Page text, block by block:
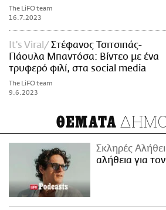
The LiFO team
16.7.2023
It's Viral
Στέφανος Τσιτσιπάς-
Πάουλα Μπαντόσα: Βίντεο με ένα
τρυφερό φιλί, στα social media
The LiFO team
9.6.2023
ΘΕΜΑΤΑ
Σκληρές
αλήθεια για